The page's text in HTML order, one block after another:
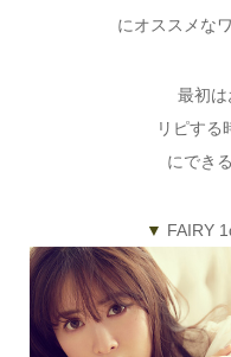
にオススメな
最初は
リピする
にでき
▼ FAIRY